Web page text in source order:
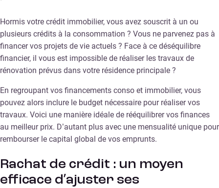
Hormis votre crédit immobilier, vous avez souscrit à un ou
plusieurs crédits à la consommation ? Vous ne parvenez pas à
financer vos projets de vie actuels ? Face à ce déséquilibre
financier, il vous est impossible de réaliser les travaux de
rénovation prévus dans votre résidence principale ?
En regroupant vos financements conso et immobilier, vous
pouvez alors inclure le budget nécessaire pour réaliser vos
travaux. Voici une manière idéale de rééquilibrer vos finances
au meilleur prix. D’autant plus avec une mensualité unique pour
rembourser le capital global de vos emprunts.
Rachat de crédit : un moyen
efficace d’ajuster ses